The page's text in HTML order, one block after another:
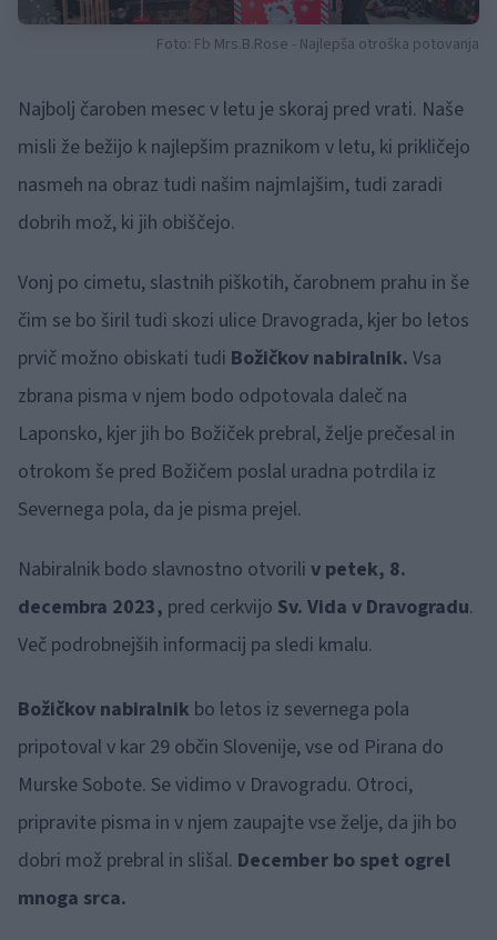
Foto: Fb Mrs.B.Rose - Najlepša otroška potovanja
Najbolj čaroben mesec v letu je skoraj pred vrati. Naše
misli že bežijo k najlepšim praznikom v letu, ki prikličejo
nasmeh na obraz tudi našim najmlajšim, tudi zaradi
dobrih mož, ki jih obiščejo.
Vonj po cimetu, slastnih piškotih, čarobnem prahu in še
čim se bo širil tudi skozi ulice Dravograda, kjer bo letos
prvič možno obiskati tudi Božičkov nabiralnik. Vsa
zbrana pisma v njem bodo odpotovala daleč na
Laponsko, kjer jih bo Božiček prebral, želje prečesal in
otrokom še pred Božičem poslal uradna potrdila iz
Severnega pola, da je pisma prejel.
Nabiralnik bodo slavnostno otvorili v petek, 8.
decembra 2023, pred cerkvijo Sv. Vida v Dravogradu.
Več podrobnejših informacij pa sledi kmalu.
Božičkov nabiralnik bo letos iz severnega pola
pripotoval v kar 29 občin Slovenije, vse od Pirana do
Murske Sobote. Se vidimo v Dravogradu. Otroci,
pripravite pisma in v njem zaupajte vse želje, da jih bo
dobri mož prebral in slišal. December bo spet ogrel
mnoga srca.